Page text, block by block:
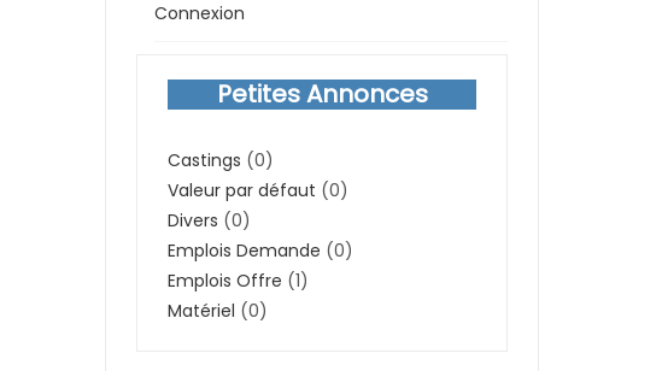
Connexion
Petites Annonces
Castings (0)
Valeur par défaut (0)
Divers (0)
Emplois Demande (0)
Emplois Offre (1)
Matériel (0)